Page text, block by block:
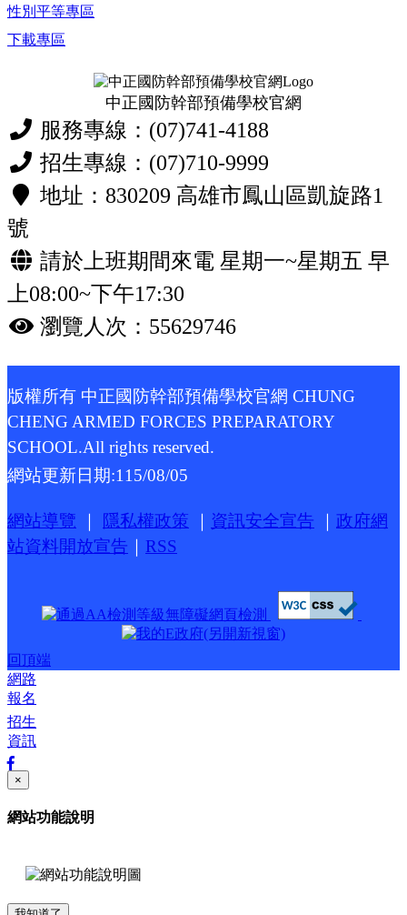
性別平等專區
下載專區
中正國防幹部預備學校官網
服務專線：(07)741-4188
招生專線：(07)710-9999
地址：830209 高雄市鳳山區凱旋路1
號
請於上班期間來電 星期一~星期五 早
上08:00~下午17:30
瀏覽人次：55629746
版權所有 中正國防幹部預備學校官網 CHUNG
CHENG ARMED FORCES PREPARATORY
SCHOOL.All rights reserved.
網站更新日期:115/08/05
網站導覽 隱私權政策 資訊安全宣告
政府網
站資料開放宣告
RSS
回頂端
網路
報名
招生
資訊
×
網站功能說明